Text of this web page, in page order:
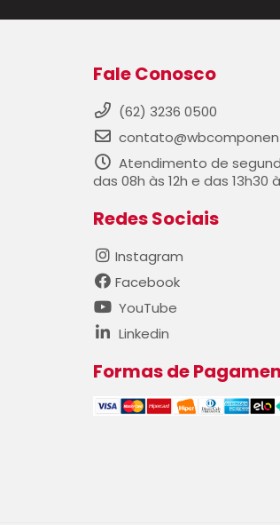
Fale Conosco
(62) 3236 0500
Atendimento de
das 08h às 12h e das 13h30
Redes Sociais
Instagram
Facebook
YouTube
Linkedin
Formas de